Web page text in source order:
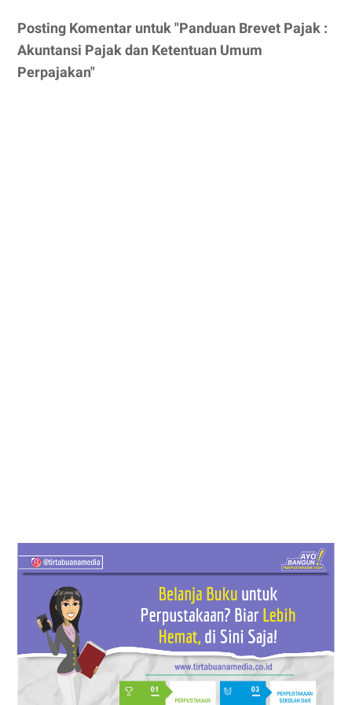
Posting Komentar untuk "Panduan Brevet Pajak :
Akuntansi Pajak dan Ketentuan Umum
Perpajakan"